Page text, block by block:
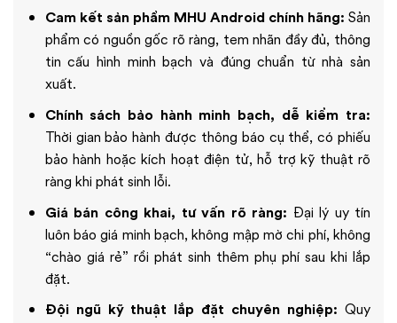
Cam kết sản phẩm MHU Android chính hãng: Sản
phẩm có nguồn gốc rõ ràng, tem nhãn đầy đủ, thông
tin cấu hình minh bạch và đúng chuẩn từ nhà sản
xuất.
Chính sách bảo hành minh bạch, dễ kiểm tra:
Thời gian bảo hành được thông báo cụ thể, có phiếu
bảo hành hoặc kích hoạt điện tử, hỗ trợ kỹ thuật rõ
ràng khi phát sinh lỗi.
Giá bán công khai, tư vấn rõ ràng: Đại lý uy tín
luôn báo giá minh bạch, không mập mờ chi phí, không
“chào giá rẻ” rồi phát sinh thêm phụ phí sau khi lắp
đặt.
Đội ngũ kỹ thuật lắp đặt chuyên nghiệp: Quy